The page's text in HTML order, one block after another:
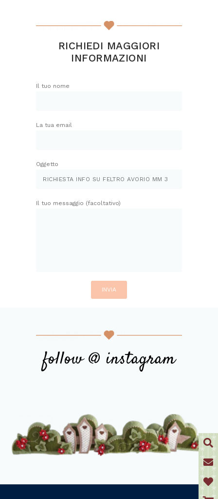
RICHIEDI MAGGIORI
INFORMAZIONI
Il tuo nome
La tua email
Oggetto
Il tuo messaggio (facoltativo)
follow @ instagram